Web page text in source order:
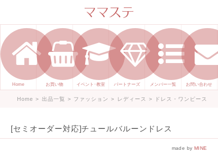
ママのかくれた才能発信します。
手づくり表現ステージ ママステ ハ
ンドメイド（手づくり）やスキル・
センスで表現したいママが集まって
ます。
Home お買い物 イベント･教室 パートナーズ メンバー一覧 お問い合わせ
Home > 出品一覧 > ファッション > レディース > ドレス・ワンピース
[セミオーダー対応]チュールバルーンドレス
made by MINE